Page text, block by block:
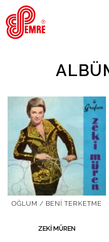
EMRE PLAK
Giriş Yap/Kayıt Ol
Anasayfa
Hakkımızda
Sanatçılar
OĞLUM / BENI TERKETME
ZEKI MÜREN